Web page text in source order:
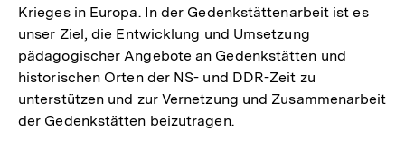
Krieges in Europa. In der Gedenkstättenarbeit ist es
unser Ziel, die Entwicklung und Umsetzung
pädagogischer Angebote an Gedenkstätten und
historischen Orten der NS- und DDR-Zeit zu
unterstützen und zur Vernetzung und Zusammenarbeit
der Gedenkstätten beizutragen.